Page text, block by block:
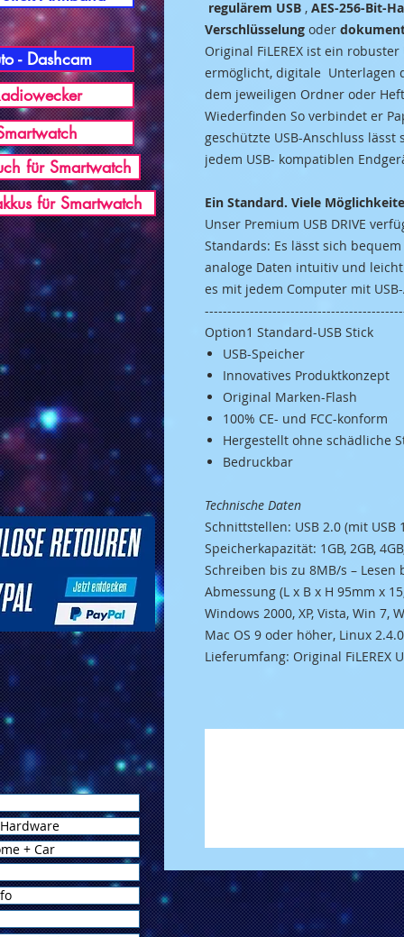
regulärem USB , AES-256-Bit-
Verschlüsselung oder
Original FiLEREX ist ein
ermöglicht, digitale Unterlagen
dem jeweiligen Ordner oder
Wiederfinden So verbindet er
geschützte USB-Anschluss
jedem USB- kompatiblen
Ein Standard. Viele
Unser Premium USB DRIVE
Standards: Es lässt sich
analoge Daten intuitiv und
es mit jedem Computer mit
Option1 Standard-USB Stick
USB-Speicher
Innovatives Produktkonzept
Original Marken-Flash
100% CE- und FCC-konform
Hergestellt ohne schädliche
Bedruckbar
Technische Daten
Schnittstellen: USB 2.0 (mit USB
Speicherkapazität: 1GB, 2GB,
Schreiben bis zu 8MB/s – Lesen
Abmessung (L x B x H 95mm x
Windows 2000, XP, Vista, Win 7,
Mac OS 9 oder höher, Linux
Lieferumfang: Original FiLEREX
- Dashcam
für Smartwatch
für Smartwatch
+ Car